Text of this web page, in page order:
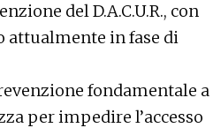
del D.A.C.U.R., con
attualmente in fase di
fondamentale a
per impedire l’accesso